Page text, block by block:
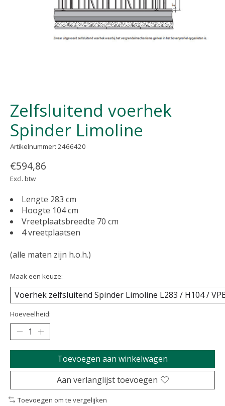
Zelfsluitend voerhek
Spinder Limoline
Artikelnummer: 2466420
€594,86
Excl. btw
Lengte 283 cm
Hoogte 104 cm
Vreetplaatsbreedte 70 cm
4 vreetplaatsen
(alle maten zijn h.o.h.)
Maak een keuze:
Hoeveelheid:
Toevoegen aan winkelwagen
Aan verlanglijst toevoegen
Toevoegen om te vergelijken